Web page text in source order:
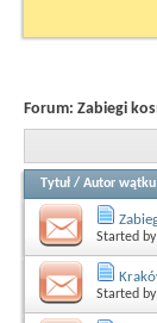
Forum: Zabiegi
Tytuł / Autor wątku
Started by
Started by